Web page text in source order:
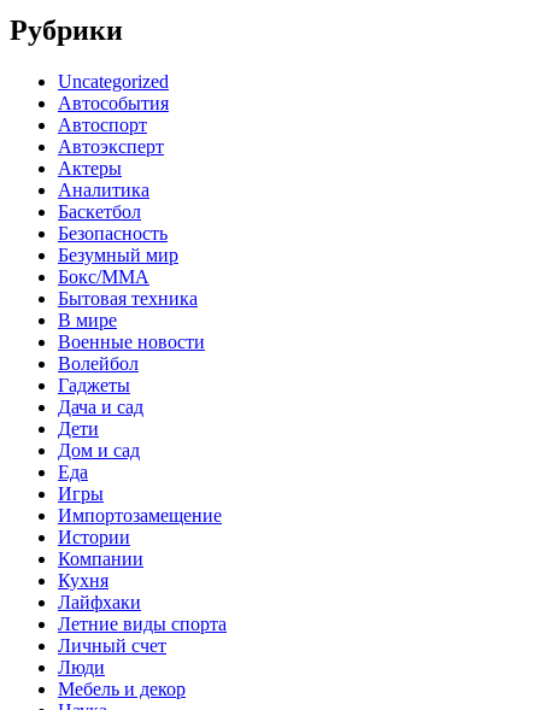
Рубрики
Uncategorized
Автособытия
Автоспорт
Автоэксперт
Актеры
Аналитика
Баскетбол
Безопасность
Безумный мир
Бокс/MMA
Бытовая техника
В мире
Военные новости
Волейбол
Гаджеты
Дача и сад
Дети
Дом и сад
Еда
Игры
Импортозамещение
Истории
Компании
Кухня
Лайфхаки
Летние виды спорта
Личный счет
Люди
Мебель и декор